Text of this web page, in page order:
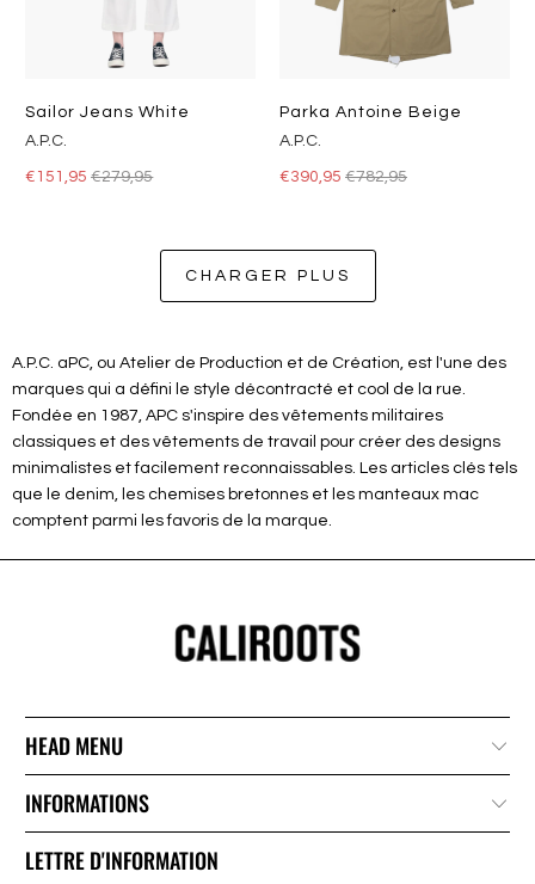
Sailor Jeans White
A.P.C.
€151,95€279,95
Parka Antoine Beige
A.P.C.
€390,95 €782,95
CHARGER PLUS
A.P.C. aPC, ou Atelier de Production et de Création, est l'une des
marques qui a défini le style décontracté et cool de la rue.
Fondée en 1987, APC s'inspire des vêtements militaires
classiques et des vêtements de travail pour créer des designs
minimalistes et facilement reconnaissables. Les articles clés tels
que le denim, les chemises bretonnes et les manteaux mac
comptent parmi les favoris de la marque.
HEAD MENU
INFORMATIONS
LETTRE D'INFORMATION